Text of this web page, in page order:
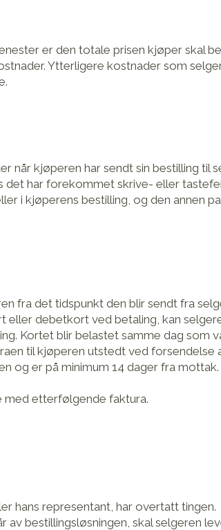
er den totale prisen kjøper skal
Ytterligere kostnader som
når kjøperen har sendt sin bestilling til
det har forekommet skrive- eller
i kjøperens bestilling, og den annen
fra det tidspunkt den blir sendt fra
debetkort ved betaling, kan
Kortet blir belastet samme dag som
til kjøperen utstedt ved forsendelse
og er på minimum 14 dager fra mottak.
med etterfølgende faktura.
hans representant, har overtatt tingen.
av bestillingsløsningen, skal selgeren